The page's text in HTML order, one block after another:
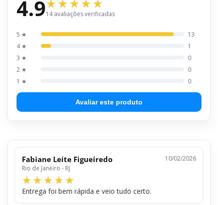
4.914 avaliações verificadas
5 ★
13
4 ★
1
3 ★
0
2 ★
0
1 ★
0
Avaliar este produto
Fabiane Leite Figueiredo
Rio de Janeiro - RJ
10/02/2026
Entrega foi bem rápida e veio tudo certo.